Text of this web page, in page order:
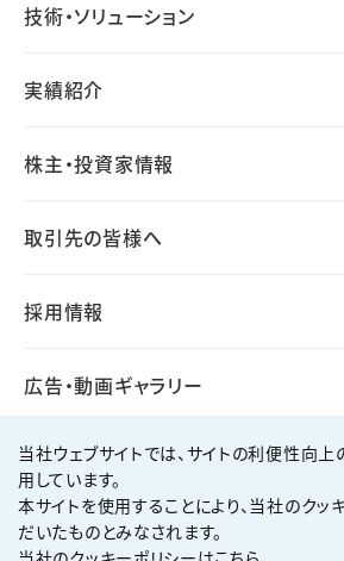
技術・ソリューション
実績紹介
株主・投資家情報
取引先の皆様へ
採用情報
広告・動画ギャラリー
個人情報保護方針
サイト利用
サイトマップ
当社ウェブサイトでは、サイトの利便性向
用しています。
本サイトを使用することにより、当社のク
だいたものとみなされます。